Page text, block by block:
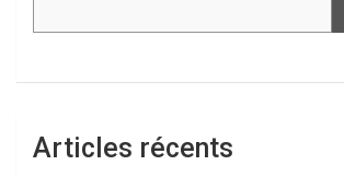
Articles récents